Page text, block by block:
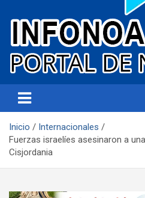
Infonoa Salta
Inicio
Internacionales
Fuerzas israelíes asesinaron a
Cisjordania